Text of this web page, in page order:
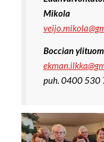
Mikola
Boccian
puh. 0400 530